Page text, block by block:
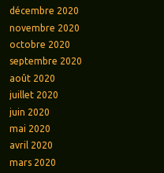
décembre 2020
novembre 2020
octobre 2020
septembre 2020
août 2020
juillet 2020
juin 2020
mai 2020
avril 2020
mars 2020